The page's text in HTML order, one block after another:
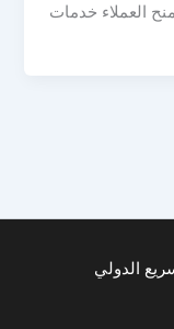
العملاء خدمات